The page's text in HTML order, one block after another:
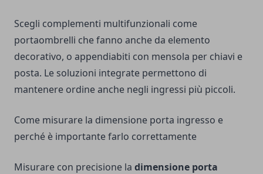
Scegli complementi multifunzionali come
portaombrelli che fanno anche da elemento
decorativo, o appendiabiti con mensola per chiavi e
posta. Le soluzioni integrate permettono di
mantenere ordine anche negli ingressi più piccoli.
Come misurare la dimensione porta ingresso e
perché è importante farlo correttamente
Misurare con precisione la dimensione porta